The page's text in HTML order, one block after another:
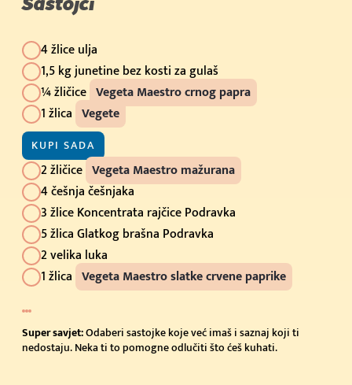
4 žlice ulja
1,5 kg junetine bez kosti za gulaš
¼ žličice Vegeta Maestro crnog papra
1 žlica Vegete
KUPI SADA
2 žličice Vegeta Maestro mažurana
4 češnja češnjaka
3 žlice Koncentrata rajčice Podravka
5 žlica Glatkog brašna Podravka
2 velika luka
1 žlica Vegeta Maestro slatke crvene paprike
Super savjet:Odaberi sastojke koje već imaš i saznaj koji ti
nedostaju. Neka ti to pomogne odlučiti što ćeš kuhati.